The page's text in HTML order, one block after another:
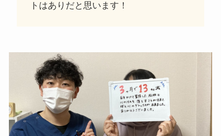
トはありだと思います！